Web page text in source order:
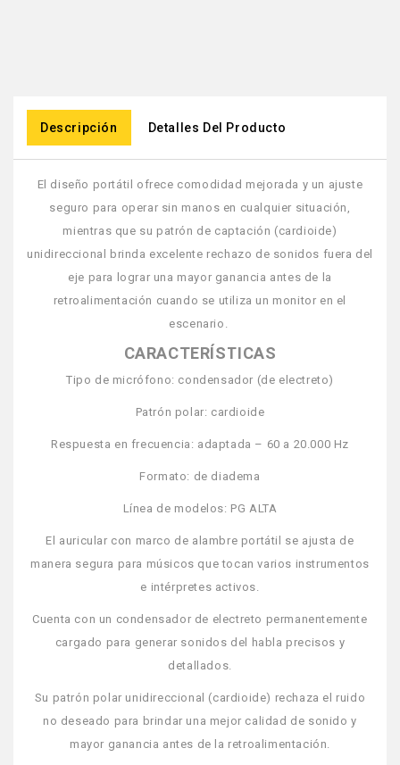
Descripción Detalles Del Producto
El diseño portátil ofrece comodidad mejorada y un ajuste
seguro para operar sin manos en cualquier situación,
mientras que su patrón de captación (cardioide)
unidireccional brinda excelente rechazo de sonidos fuera del
eje para lograr una mayor ganancia antes de la
retroalimentación cuando se utiliza un monitor en el
escenario.
CARACTERÍSTICAS
Tipo de micrófono: condensador (de electreto)
Patrón polar: cardioide
Respuesta en frecuencia: adaptada – 60 a 20.000 Hz
Formato: de diadema
Línea de modelos: PG ALTA
El auricular con marco de alambre portátil se ajusta de
manera segura para músicos que tocan varios instrumentos
e intérpretes activos.
Cuenta con un condensador de electreto permanentemente
cargado para generar sonidos del habla precisos y
detallados.
Su patrón polar unidireccional (cardioide) rechaza el ruido
no deseado para brindar una mejor calidad de sonido y
mayor ganancia antes de la retroalimentación.